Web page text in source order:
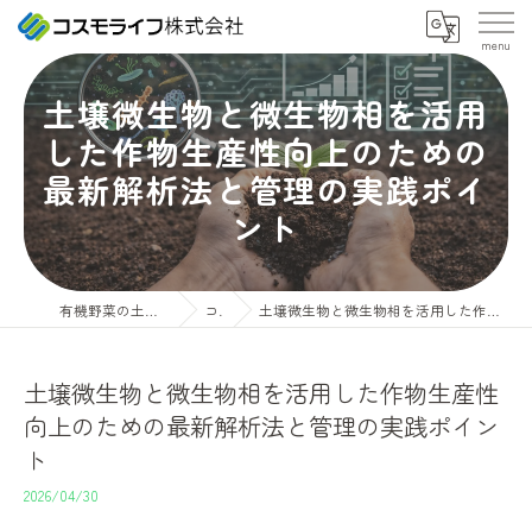
土壌微生物と微生物相を活用
した作物生産性向上のための
最新解析法と管理の実践ポイ
ント
コラム 土壌微生物と微生物相を活用した作物生産性向上のための最新解析法と管理の実践ポイント
土壌微生物と微生物相を活用した作物生産性
向上のための最新解析法と管理の実践ポイン
ト
2026/04/30